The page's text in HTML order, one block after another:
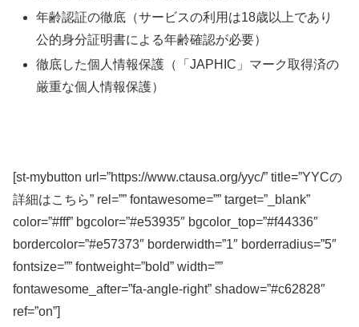
年齢認証の徹底（サービスの利用は18歳以上であり
公的身分証明書による年齢確認が必要）
徹底した個人情報保護（「JAPHIC」マーク取得済の
厳重な個人情報保護）
[st-mybutton url=”https://www.ctausa.org/yyc/” title=”YYCの
詳細はこちら” rel=”” fontawesome=”” target=”_blank”
color=”#fff” bgcolor=”#e53935″ bgcolor_top=”#f44336″
bordercolor=”#e57373″ borderwidth=”1″ borderradius=”5″
fontsize=”” fontweight=”bold” width=””
fontawesome_after=”fa-angle-right” shadow=”#c62828″
ref=”on”]